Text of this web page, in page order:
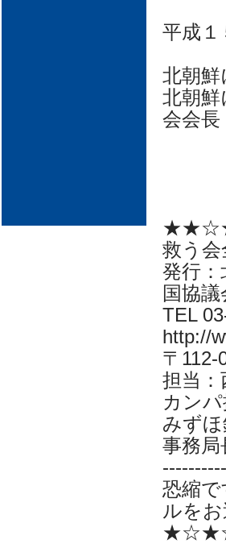
平成１
北朝
北朝
会会
救う
発行
国協議
TEL
http://
〒
担当
カン
みず
事務局
恐縮
ルをお